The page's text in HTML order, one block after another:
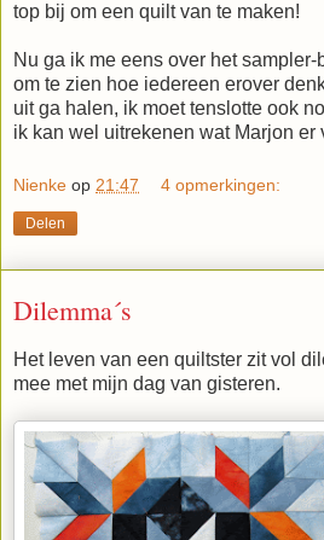
top bij om een quilt van te maken!
Nu ga ik me eens over het
om te zien hoe iedereen erover
uit ga halen, ik moet tenslotte ook
ik kan wel uitrekenen wat Marjon er
Nienke op 21:47 4 opmerkingen:
Delen
Dilemma´s
Het leven van een quiltster zit vol
mee met mijn dag van gisteren.